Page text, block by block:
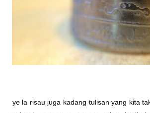
ye la risau juga kadang tulisan yang kita